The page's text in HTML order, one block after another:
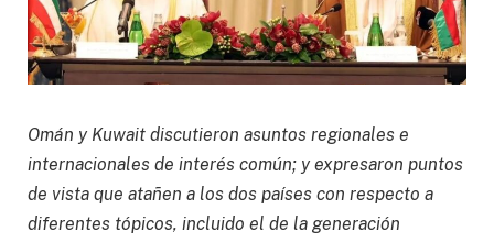
Omán y Kuwait discutieron asuntos regionales e
internacionales de interés común; y expresaron puntos
de vista que atañen a los dos países con respecto a
diferentes tópicos, incluido el de la generación